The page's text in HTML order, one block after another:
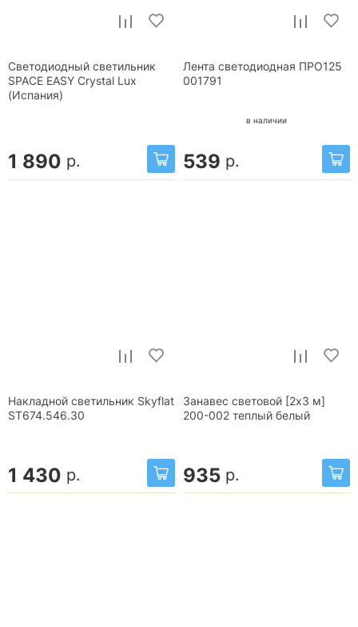
Светодиодный светильник
SPACE EASY Crystal Lux
(Испания)
1 890 р.
Лента светодиодная ПРО125
001791
в наличии
539 р.
Накладной светильник Skyflat
ST674.546.30
1 430 р.
Занавес световой [2x3 м]
200-002 теплый белый
935 р.